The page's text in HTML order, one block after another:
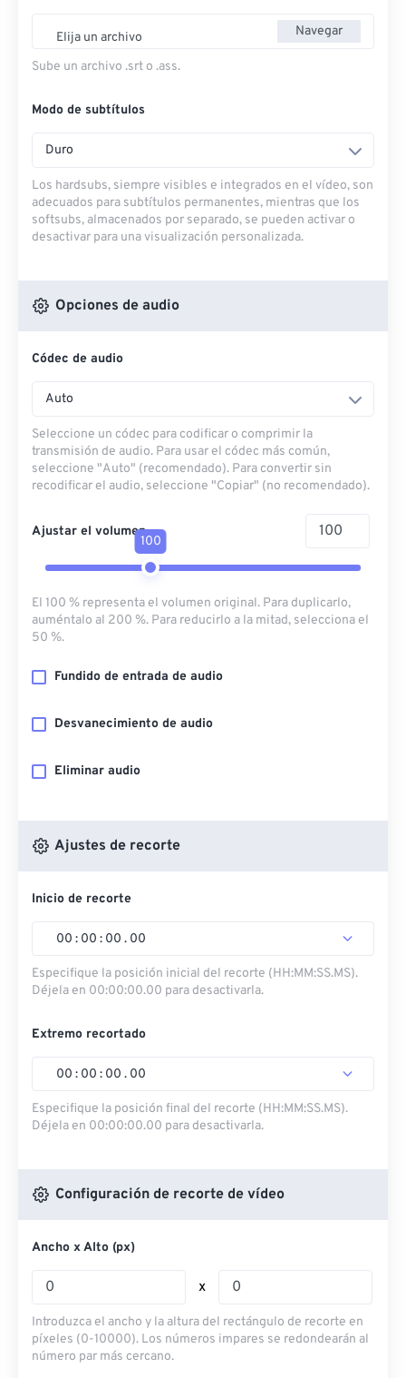
Elija un archivo Navegar
Sube un archivo .srt o .ass.
Modo de subtítulos
Duro
Los hardsubs, siempre visibles e integrados en el vídeo, son
adecuados para subtítulos permanentes, mientras que los
softsubs, almacenados por separado, se pueden activar o
desactivar para una visualización personalizada.
Opciones de audio
Códec de audio
Auto
Seleccione un códec para codificar o comprimir la
transmisión de audio. Para usar el códec más común,
seleccione "Auto" (recomendado). Para convertir sin
recodificar el audio, seleccione "Copiar" (no recomendado).
Ajustar el volumen
100
El 100 % representa el volumen original. Para duplicarlo,
auméntalo al 200 %. Para reducirlo a la mitad, selecciona el
50 %.
Fundido de entrada de audio
Desvanecimiento de audio
Eliminar audio
Ajustes de recorte
Inicio de recorte
00 : 00 : 00 . 00
Especifique la posición inicial del recorte (HH:MM:SS.MS).
Déjela en 00:00:00.00 para desactivarla.
Extremo recortado
00 : 00 : 00 . 00
Especifique la posición final del recorte (HH:MM:SS.MS).
Déjela en 00:00:00.00 para desactivarla.
Configuración de recorte de vídeo
Ancho x Alto (px)
x
Introduzca el ancho y la altura del rectángulo de recorte en
píxeles (0-10000). Los números impares se redondearán al
número par más cercano.